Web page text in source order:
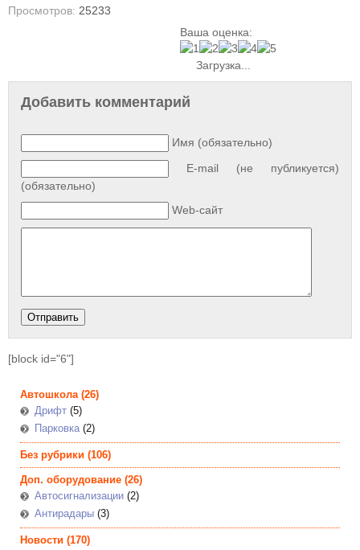
Просмотров: 25233
Ваша оценка:
Загрузка...
Добавить комментарий
Имя (обязательно)
E-mail (не публикуется)
(обязательно)
Web-сайт
[block id="6"]
Автошкола(26)
Дрифт (5)
Парковка(2)
Без рубрики (106)
Доп. оборудование (26)
Автосигнализации (2)
Антирадары (3)
Новости (170)